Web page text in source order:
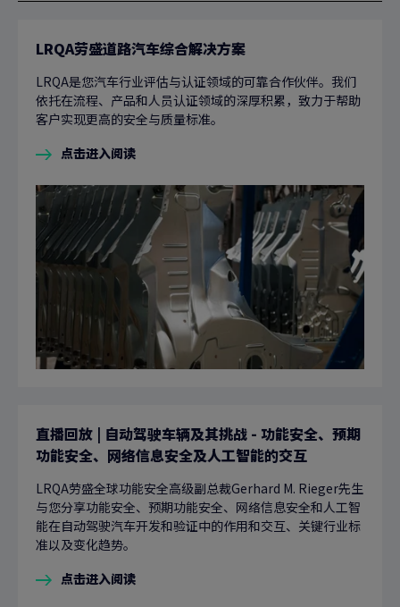
型
LRQA劳盛道路汽车综合解决方案
LRQA是您汽车行业评估与认证领域的可靠合作伙伴。我们
依托在流程、产品和人员认证领域的深厚积累，致力于帮助
客户实现更高的安全与质量标准。
点击进入阅读
直播回放 | 自动驾驶车辆及其挑战 - 功能安全、预期
功能安全、网络信息安全及人工智能的交互
LRQA劳盛全球功能安全高级副总裁Gerhard M. Rieger先生
与您分享功能安全、预期功能安全、网络信息安全和人工智
能在自动驾驶汽车开发和验证中的作用和交互、关键行业标
准以及变化趋势。
点击进入阅读